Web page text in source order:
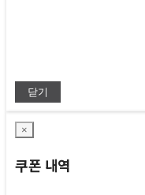
닫기
×
쿠폰 내역